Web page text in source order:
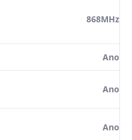
868MHz
Ano
Ano
Ano